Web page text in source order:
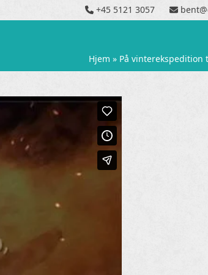
+45 5121 3057
Hjem » På vinterekspedition